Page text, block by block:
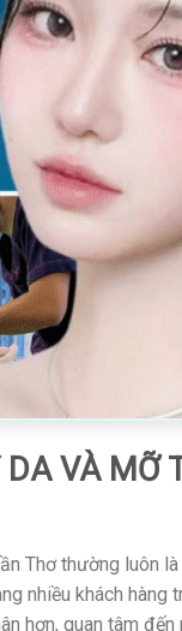
DA VÀ
Thơ thường luôn
nhiều khách
hơn, quan tâm